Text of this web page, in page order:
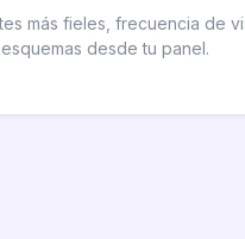
más fieles, frecuencia de
desde tu panel.